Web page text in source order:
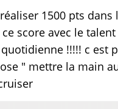
1500 pts
score avec le
!!!!! c est
" mettre la main